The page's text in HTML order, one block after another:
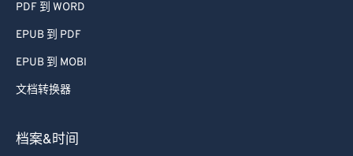
PDF 到 WORD
EPUB 到 PDF
EPUB 到 MOBI
文档转换器
档案&时间